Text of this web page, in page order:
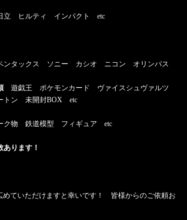
ヒルティ インパクト etc
タックス ソニー カシオ ニコン オリンパス
遊戯王 ポケモンカード ヴァイスシュヴァルツ
トン 未開封BOX etc
ク物 鉄道模型 フィギュア etc
ります！
めていただけますと幸いです！ 皆様からのご依頼お